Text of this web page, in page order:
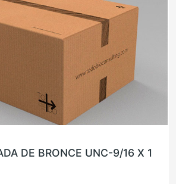
DE BRONCE UNC-9/16 X 1